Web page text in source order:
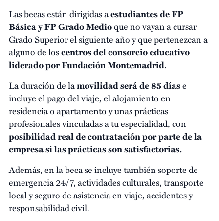
Las becas están dirigidas aestudiantes de FP
Básica y FP Grado Medioque no vayan a cursar
Grado Superior el siguiente año y que pertenezcan a
alguno de loscentros del consorcio educativo
liderado por Fundación Montemadrid.
La duración de lamovilidad será de 85 díase
incluye el pago del viaje, el alojamiento en
residencia o apartamento y unas prácticas
profesionales vinculadas a tu especialidad, con
posibilidad real de contratación por parte de la
empresa si las prácticas son satisfactorias.
Además, en la beca se incluye también soporte de
emergencia 24/7, actividades culturales, transporte
local y seguro de asistencia en viaje, accidentes y
responsabilidad civil.